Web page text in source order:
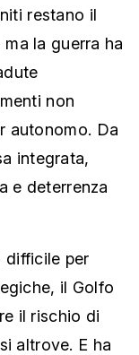
restano il
la guerra ha
non
autonomo. Da
integrata,
e deterrenza
difficile per
il Golfo
il rischio di
altrove. E ha